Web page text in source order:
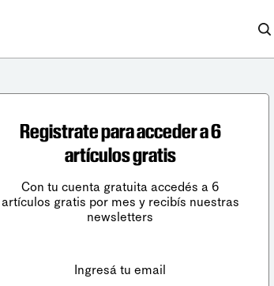
Registrate para acceder a 6
artículos gratis
Con tu cuenta gratuita accedés a 6
artículos gratis por mes y recibís nuestras
newsletters
Ingresá tu email